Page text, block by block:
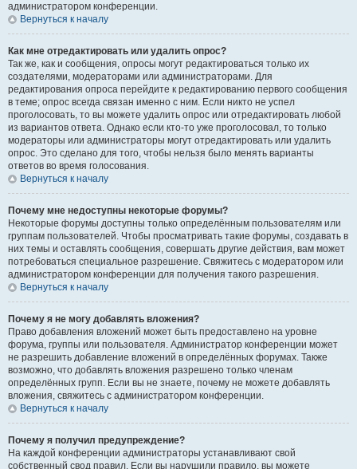
администратором конференции.
Вернуться к началу
Как мне отредактировать или удалить опрос?
Так же, как и сообщения, опросы могут редактироваться только их
создателями, модераторами или администраторами. Для
редактирования опроса перейдите к редактированию первого сообщения
в теме; опрос всегда связан именно с ним. Если никто не успел
проголосовать, то вы можете удалить опрос или отредактировать любой
из вариантов ответа. Однако если кто-то уже проголосовал, то только
модераторы или администраторы могут отредактировать или удалить
опрос. Это сделано для того, чтобы нельзя было менять варианты
ответов во время голосования.
Вернуться к началу
Почему мне недоступны некоторые форумы?
Некоторые форумы доступны только определённым пользователям или
группам пользователей. Чтобы просматривать такие форумы, создавать в
них темы и оставлять сообщения, совершать другие действия, вам может
потребоваться специальное разрешение. Свяжитесь с модератором или
администратором конференции для получения такого разрешения.
Вернуться к началу
Почему я не могу добавлять вложения?
Право добавления вложений может быть предоставлено на уровне
форума, группы или пользователя. Администратор конференции может
не разрешить добавление вложений в определённых форумах. Также
возможно, что добавлять вложения разрешено только членам
определённых групп. Если вы не знаете, почему не можете добавлять
вложения, свяжитесь с администратором конференции.
Вернуться к началу
Почему я получил предупреждение?
На каждой конференции администраторы устанавливают свой
собственный свод правил. Если вы нарушили правило, вы можете